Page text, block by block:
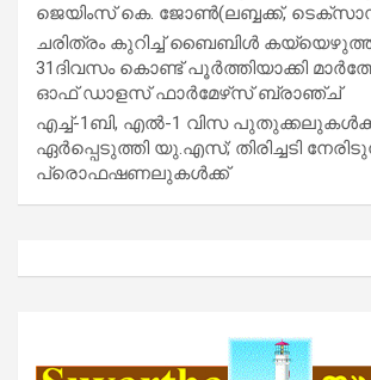
ജെയിംസ് കെ. ജോൺ(ലബ്ബക്ക്,
ചരിത്രം കുറിച്ച് ബൈബിൾ
31ദിവസം കൊണ്ട് പൂർത്തിയാക്കി
ഓഫ് ഡാളസ് ഫാർമേഴ്‌സ് ബ്രാഞ്ച്
എച്ച്-1ബി, എൽ-1 വിസ
ഏർപ്പെടുത്തി യു.എസ്; തിരിച്ചടി
പ്രൊഫഷണലുകൾക്ക്